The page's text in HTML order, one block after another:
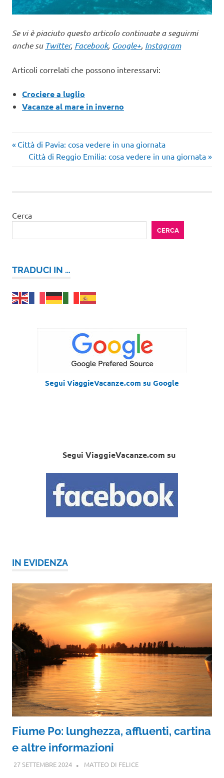
Se vi è piaciuto questo articolo continuate a seguirmi
anche su Twitter, Facebook, Google+, Instagram
Articoli correlati che possono interessarvi:
Crociere a luglio
Vacanze al mare in inverno
Navigazione
articoli
Articolo
precedente:
Città di Pavia: cosa vedere in una giornata
Articolo
successivo:
Città di Reggio Emilia: cosa vedere in una giornata
Cerca
CERCA
TRADUCI IN …
Segui ViaggieVacanze.com su Google
Segui ViaggieVacanze.com su
IN EVIDENZA
Fiume Po: lunghezza, affluenti, cartina
e altre informazioni
27 SETTEMBRE 2024 MATTEO DI FELICE